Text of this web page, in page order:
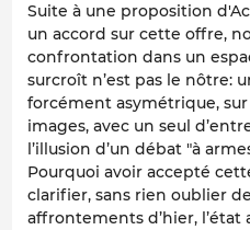
Suite à une proposition
un accord sur cette offre,
confrontation dans un
surcroît n’est pas le nôtre:
forcément asymétrique, sur
images, avec un seul
l’illusion d’un débat "à
Pourquoi avoir accepté
clarifier, sans rien oublier
affrontements d’hier,